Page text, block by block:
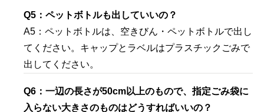
Q5：ペットボトルも出していいの？
A5：ペットボトルは、空きびん・ペットボトルで出し
てください。キャップとラベルはプラスチックごみで
出してください。
Q6：一辺の長さが50cm以上のもので、指定ごみ袋に
入らない大きさのものはどうすればいいの？